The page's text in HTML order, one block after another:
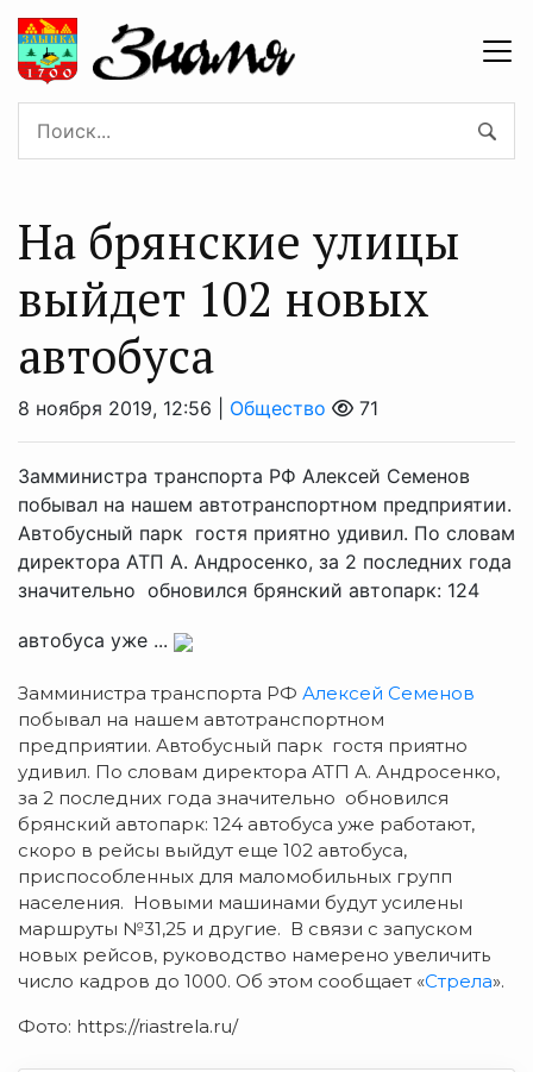
На брянские улицы
выйдет 102 новых
автобуса
8 ноября 2019, 12:56 | Общество 71
Замминистра транспорта РФ Алексей Семенов
побывал на нашем автотранспортном предприятии.
Автобусный парк гостя приятно удивил. По словам
директора АТП А. Андросенко, за 2 последних года
значительно обновился брянский автопарк: 124
автобуса уже ...
Замминистра транспорта РФ Алексей Семенов
побывал на нашем автотранспортном
предприятии. Автобусный парк гостя приятно
удивил. По словам директора АТП А. Андросенко,
за 2 последних года значительно обновился
брянский автопарк: 124 автобуса уже работают,
скоро в рейсы выйдут еще 102 автобуса,
приспособленных для маломобильных групп
населения. Новыми машинами будут усилены
маршруты №31,25 и другие. В связи с запуском
новых рейсов, руководство намерено увеличить
число кадров до 1000. Об этом сообщает «Стрела».
Фото: https://riastrela.ru/